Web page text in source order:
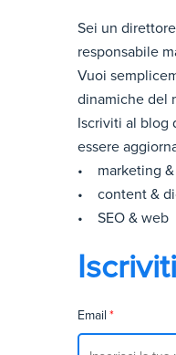
Sei un
responsabile
Vuoi
dinamiche del
Iscriviti al blog
essere
• marketing
• content &
• SEO & web
Email *